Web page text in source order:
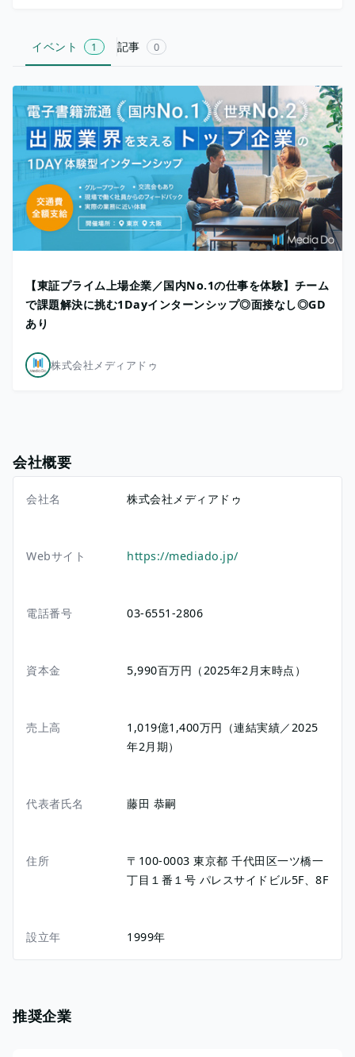
イベント 1 記事 0
【東証プライム上場企業／国内No.1の仕事を体験】チーム
で課題解決に挑む1Dayインターンシップ◎面接なし◎GD
あり
株式会社メディアドゥ
会社概要
会社名 株式会社メディアドゥ
Webサイト https://mediado.jp/
電話番号 03-6551-2806
資本金 5,990百万円（2025年2月末時点）
売上高
1,019億1,400万円（連結実績／2025
年2月期）
代表者氏名 藤田 恭嗣
住所 〒100-0003東京都千代田区一ツ橋一
丁目１番１号 パレスサイドビル5F、8F
設立年 1999年
推奨企業